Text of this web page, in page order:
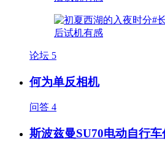
论坛 5
何为单反相机
问答 4
斯波兹曼SU70电动自行车